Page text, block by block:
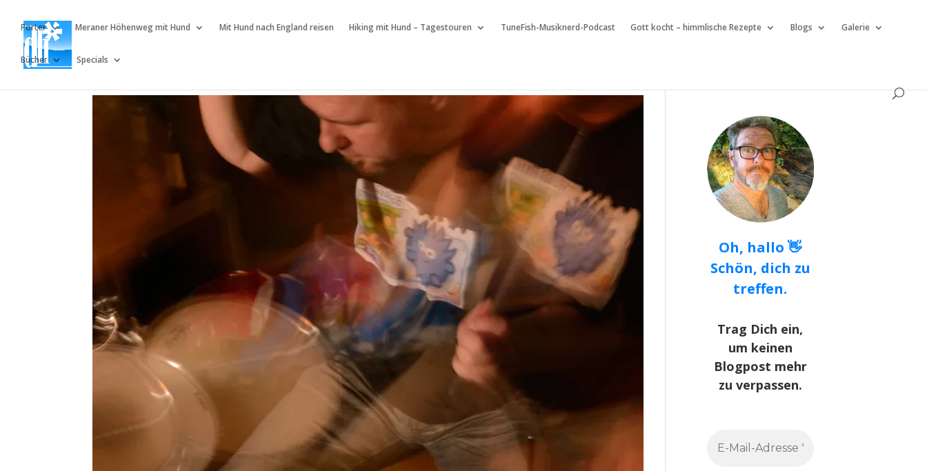
Porter Meraner Höhenweg mit Hund Mit Hund nach England reisen Hiking mit Hund – Tagestouren TuneFish-Musiknerd-Podcast Gott kocht – himmlische Rezepte Blogs Galerie
Bücher Specials
Oh, hallo 👋
Schön, dich zu
treffen.
Trag Dich ein,
um keinen
Blogpost mehr
zu verpassen.